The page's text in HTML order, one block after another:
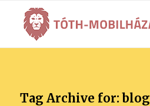
Tag Archive for:blog